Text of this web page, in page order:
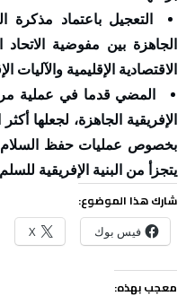
التعجيل باعتماد مذكرة
الجاهزة بين مفوضية
الاقتصادية الإقليمية
المضي قدما في عملية
الإفريقية الجاهزة، لجعلها
بخصوص عمليات حفظ السلام
يتجزأ من البنية الإفريقية
شارك هذا الموضوع:
فيس بوك X
معجب بهذه: